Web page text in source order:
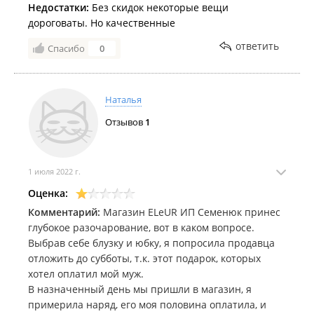
Недостатки: Без скидок некоторые вещи
дороговаты. Но качественные
Спасибо 0 ответить
Наталья
Отзывов 1
1 июля 2022 г.
Оценка:
Комментарий: Магазин ELeUR ИП Семенюк принес
глубокое разочарование, вот в каком вопросе.
Выбрав себе блузку и юбку, я попросила продавца
отложить до субботы, т.к. этот подарок, которых
хотел оплатил мой муж.
В назначенный день мы пришли в магазин, я
примерила наряд, его моя половина оплатила, и